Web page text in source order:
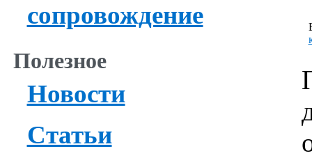
сопровождение
Полезное
Новости
Статьи